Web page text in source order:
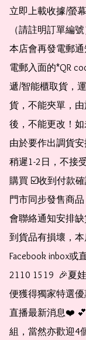
立即上載收據/螢
（請註明訂單編
本店會再發電郵
電郵入面的*QR
遞/智能櫃取貨，
貨，不能夾單，
後，不能更改！
由於要作出調貨
稍遲1-2日，不接
購買 ☑️收到付款
門市同步發售商
會聯絡通知安排
到貨品有損壞，
Facebook inbox
2110 1519  🎉夏
便獲得獨家特選
直播最新消息❤️
組，當然亦歡迎4